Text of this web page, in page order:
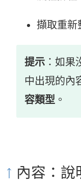
擷取重新
提示 ：如
中出現的內
容類型 。
內容：說